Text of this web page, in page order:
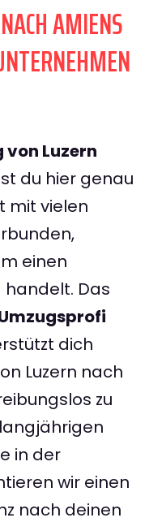
AMIENS
von Luzern
du hier genau
mit vielen
einen
Das
dich
Luzern nach
zu
in der
wir einen
nach deinen